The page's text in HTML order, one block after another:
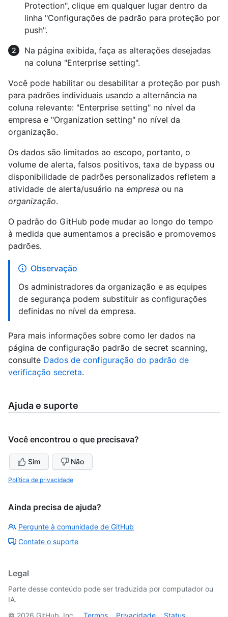
Protection", clique em qualquer lugar dentro da
linha "Configurações de padrão para proteção por
push".
Na página exibida, faça as alterações desejadas
na coluna "Enterprise setting".
Você pode habilitar ou desabilitar a proteção por push
para padrões individuais usando a alternância na
coluna relevante: "Enterprise setting" no nível da
empresa e "Organization setting" no nível da
organização.
Os dados são limitados ao escopo, portanto, o
volume de alerta, falsos positivos, taxa de bypass ou
disponibilidade de padrões personalizados refletem a
atividade de alerta/usuário na empresa ou na
organização.
O padrão do GitHub pode mudar ao longo do tempo
à medida que aumentamos a precisão e promovemos
padrões.
Observação
Os administradores da organização e as equipes
de segurança podem substituir as configurações
definidas no nível da empresa.
Para mais informações sobre como ler dados na
página de configuração padrão de secret scanning,
consulte Dados de configuração do padrão de
verificação secreta.
Ajuda e suporte
Você encontrou o que precisava?
Sim Não
Política de privacidade
Ainda precisa de ajuda?
Pergunte à comunidade de GitHub
Contate o suporte
Legal
Parte desse conteúdo pode ser traduzida por computador ou
IA.